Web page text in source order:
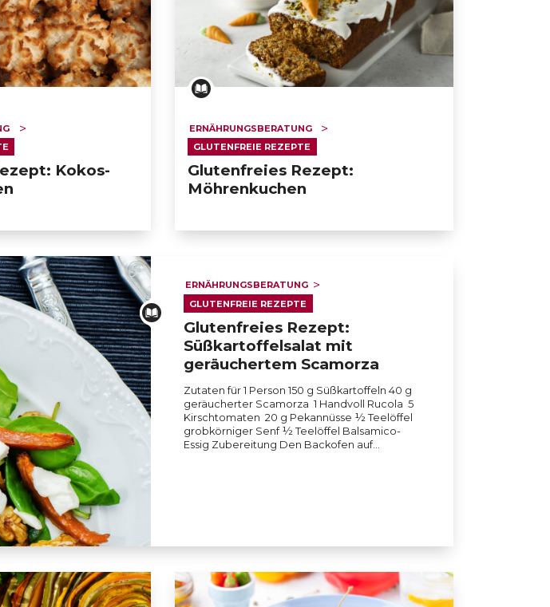
Kokos-
ERNÄHRUNGSBERATUNG
GLUTENFREIE REZEPTE
Glutenfreies Rezept:
Möhrenkuchen
ERNÄHRUNGSBERATUNG
GLUTENFREIE REZEPTE
Glutenfreies Rezept:
Süßkartoffelsalat mit
geräuchertem Scamorza
Zutaten für 1 Person 150 g Süßkartoffeln 40 g
geräucherter Scamorza 1 Handvoll Rucola 5
Kirschtomaten 20 g Pekannüsse ½ Teelöffel
grobkörniger Senf ½ Teelöffel Balsamico-
Essig Zubereitung Den Backofen auf…